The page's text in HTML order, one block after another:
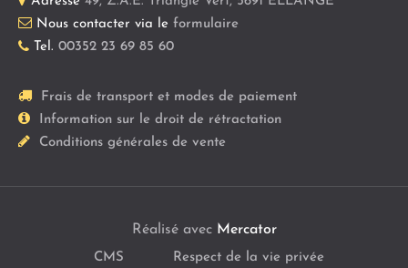
Nous contacter via le formulaire
Tel. 00352 23 69 85 60
Frais de transport et modes de paiement
Information sur le droit de rétractation
Conditions générales de vente
Réalisé avec Mercator
CMS Respect de la vie privée